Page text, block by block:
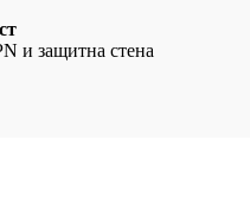
и защитна стена